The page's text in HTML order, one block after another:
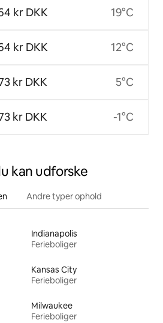
kr DKK
kr DKK
kr DKK
kr DKK
19°C
12°C
5°C
-1°C
kan udforske
Andre typer ophold
Indianapolis
Ferieboliger
Kansas City
Ferieboliger
Milwaukee
Ferieboliger